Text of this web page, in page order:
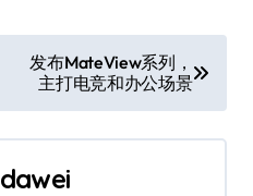
发布MateView系列，
主打电竞和办公场景
dawei